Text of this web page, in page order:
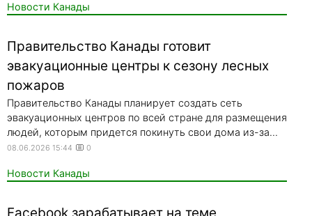
Новости Канады
Правительство Канады готовит
эвакуационные центры к сезону лесных
пожаров
Правительство Канады планирует создать сеть
эвакуационных центров по всей стране для размещения
людей, которым придется покинуть свои дома из-за...
08.06.2026 15:44 0
Новости Канады